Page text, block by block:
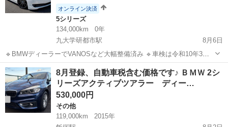
オンライン決済
5シリーズ
134,000km
0年
九大学研都市駅
8月6日
🔹BMWディーラーでVANOSなど大幅整備済み 🔹車検は令和10年3月
まで。そのまま乗って帰れます。 🔹20インチアルミ装着・純正アルミ
もお付けします。 画像はフロント リア 共に加工でナンバープレート
消してます。 ...
福岡 福岡市 九大学研都市駅 5シリーズ 車両
8月登録、自動車税含む価格です♪ ＢＭＷ 2シ
リーズアクティブツアラー ディー…
530,000円
その他
119,000km
2015年